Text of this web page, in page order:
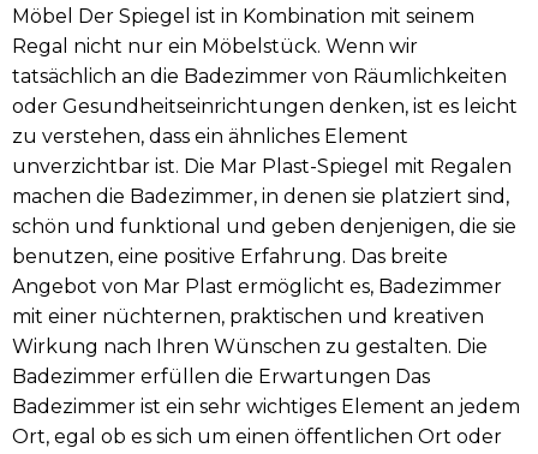
Möbel Der Spiegel ist in Kombination mit seinem
Regal nicht nur ein Möbelstück. Wenn wir
tatsächlich an die Badezimmer von Räumlichkeiten
oder Gesundheitseinrichtungen denken, ist es leicht
zu verstehen, dass ein ähnliches Element
unverzichtbar ist. Die Mar Plast-Spiegel mit Regalen
machen die Badezimmer, in denen sie platziert sind,
schön und funktional und geben denjenigen, die sie
benutzen, eine positive Erfahrung. Das breite
Angebot von Mar Plast ermöglicht es, Badezimmer
mit einer nüchternen, praktischen und kreativen
Wirkung nach Ihren Wünschen zu gestalten. Die
Badezimmer erfüllen die Erwartungen Das
Badezimmer ist ein sehr wichtiges Element an jedem
Ort, egal ob es sich um einen öffentlichen Ort oder